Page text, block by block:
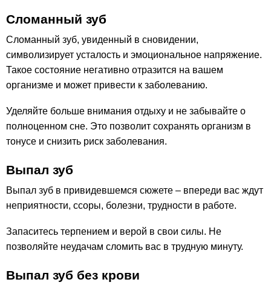
Сломанный зуб
Сломанный зуб, увиденный в сновидении,
символизирует усталость и эмоциональное напряжение.
Такое состояние негативно отразится на вашем
организме и может привести к заболеванию.
Уделяйте больше внимания отдыху и не забывайте о
полноценном сне. Это позволит сохранять организм в
тонусе и снизить риск заболевания.
Выпал зуб
Выпал зуб в привидевшемся сюжете – впереди вас ждут
неприятности, ссоры, болезни, трудности в работе.
Запаситесь терпением и верой в свои силы. Не
позволяйте неудачам сломить вас в трудную минуту.
Выпал зуб без крови